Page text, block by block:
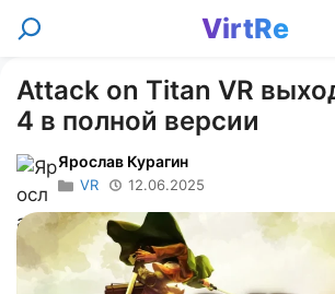
Перейти
VirtRe
Поиск
Attack on Titan VR
4 в полной версии
Ярослав Курагин
VR 12.06.2025